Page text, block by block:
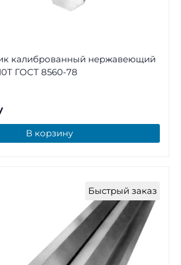
калиброванный нержавеющий
ГОСТ 8560-78
В корзину
Быстрый заказ